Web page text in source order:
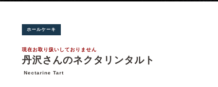
ホールケーキ
現在お取り扱いしておりません
丹沢さんのネクタリンタルト
Nectarine Tart